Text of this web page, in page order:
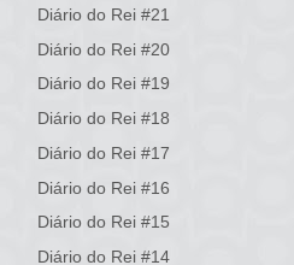
Diário do Rei #21
Diário do Rei #20
Diário do Rei #19
Diário do Rei #18
Diário do Rei #17
Diário do Rei #16
Diário do Rei #15
Diário do Rei #14